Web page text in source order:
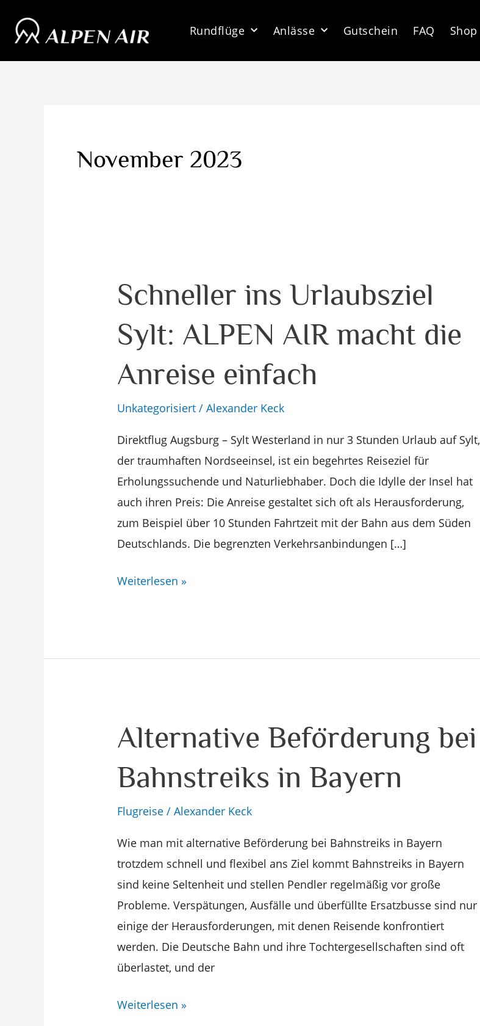
Inhalt
Rundflüge Anlässe Gutschein FAQ Shop
November 2023
Schneller ins Urlaubsziel
Sylt: ALPEN AIR macht die
Anreise einfach
Unkategorisiert /Alexander Keck
Direktflug Augsburg – Sylt Westerland in nur 3 Stunden Urlaub auf Sylt,
der traumhaften Nordseeinsel, ist ein begehrtes Reiseziel für
Erholungssuchende und Naturliebhaber. Doch die Idylle der Insel hat
auch ihren Preis: Die Anreise gestaltet sich oft als Herausforderung,
zum Beispiel über 10 Stunden Fahrtzeit mit der Bahn aus dem Süden
Deutschlands. Die begrenzten Verkehrsanbindungen […]
Schneller
ins
Urlaubsziel
Sylt:
ALPEN
AIR
macht
Weiterlesen »
Alternative Beförderung bei
Bahnstreiks in Bayern
Flugreise /Alexander Keck
Wie man mit alternative Beförderung bei Bahnstreiks in Bayern
trotzdem schnell und flexibel ans Ziel kommt Bahnstreiks in Bayern
sind keine Seltenheit und stellen Pendler regelmäßig vor große
Probleme. Verspätungen, Ausfälle und überfüllte Ersatzbusse sind nur
einige der Herausforderungen, mit denen Reisende konfrontiert
werden. Die Deutsche Bahn und ihre Tochtergesellschaften sind oft
überlastet, und der
Alternative
Beförderung
bei
Bahnstreiks
in
Weiterlesen »